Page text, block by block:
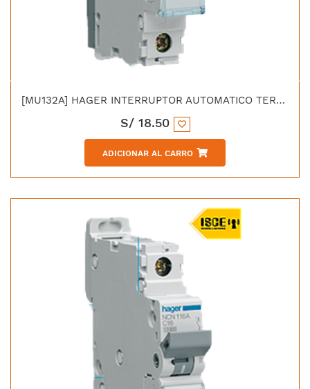
[MU132A] HAGER INTERRUPTOR AUTOMATICO TERMOMAGNETICO "C" 1X32 AMP 6KA/230V - IEC 60898
S/ 18.50
ADICIONAR AL CARRO